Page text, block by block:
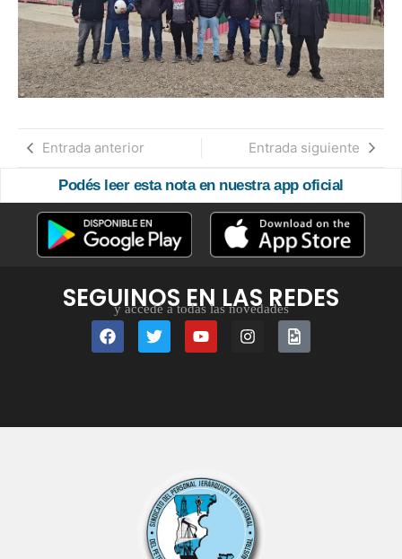
Entrada anterior Entrada siguiente
Podés leer esta nota en nuestra app oficial
SEGUINOS EN LAS REDES
y accedé a todas las novedades